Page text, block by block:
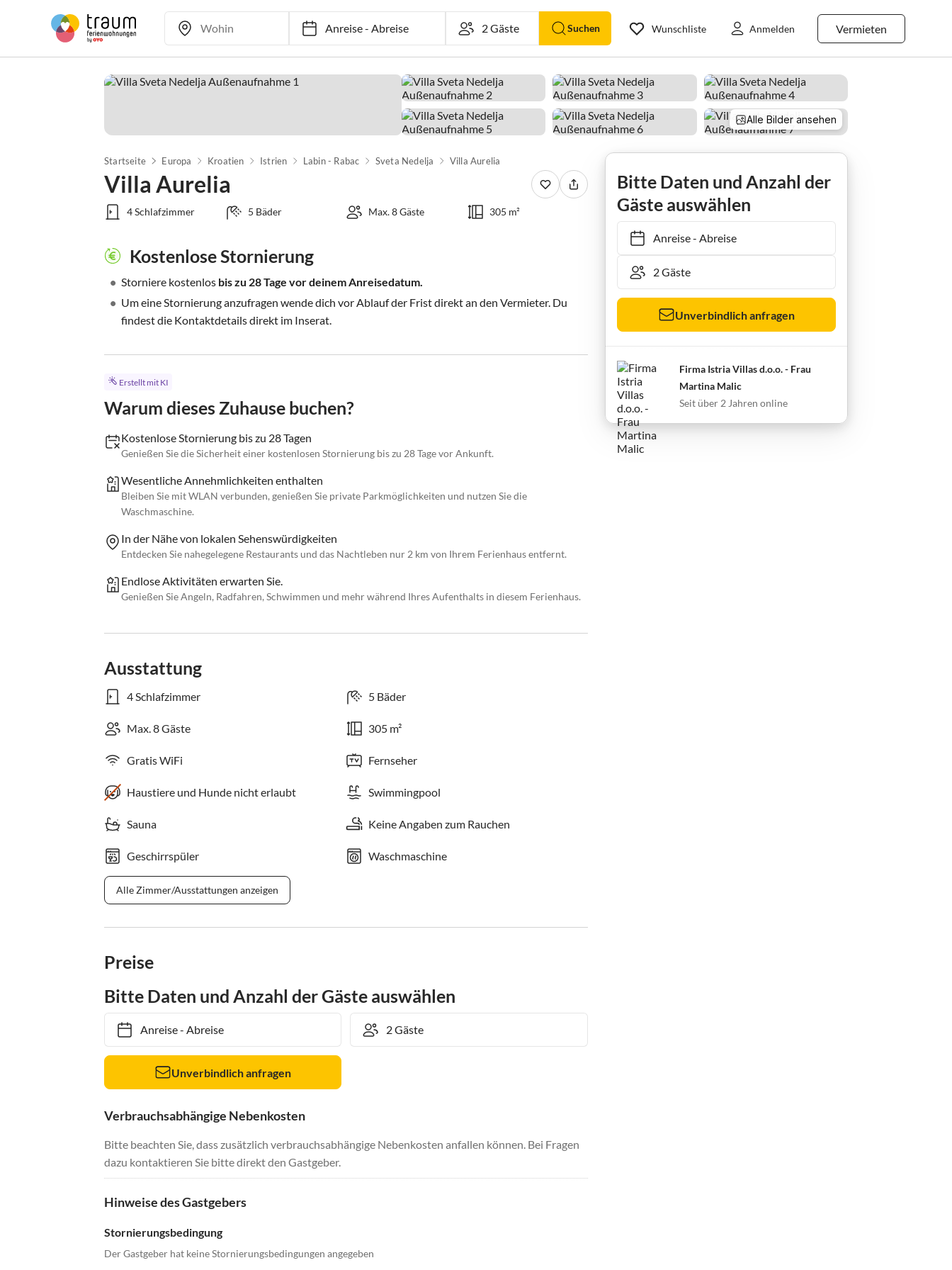
Anreise-Abreise Suchen Vermieten
Wunschliste Anmelden
Alle Bilder ansehen
Startseite Europa Kroatien Istrien Labin - Rabac Sveta Nedelja Villa Aurelia
Villa Aurelia
4 Schlafzimmer 5 Bäder Max. 8 Gäste 305 m²
Kostenlose Stornierung
• Storniere kostenlos bis zu 28 Tage vor deinem Anreisedatum.
• Um eine Stornierung anzufragen wende dich vor Ablauf der Frist direkt an den Vermieter. Du
findest die Kontaktdetails direkt im Inserat.
Erstellt mit KI
Warum dieses Zuhause buchen?
Kostenlose Stornierung bis zu 28 Tagen
Genießen Sie die Sicherheit einer kostenlosen Stornierung bis zu 28 Tage vor Ankunft.
Wesentliche Annehmlichkeiten enthalten
Bleiben Sie mit WLAN verbunden, genießen Sie private Parkmöglichkeiten und nutzen Sie die
Waschmaschine.
In der Nähe von lokalen Sehenswürdigkeiten
Entdecken Sie nahegelegene Restaurants und das Nachtleben nur 2 km von Ihrem Ferienhaus entfernt.
Endlose Aktivitäten erwarten Sie.
Genießen Sie Angeln, Radfahren, Schwimmen und mehr während Ihres Aufenthalts in diesem Ferienhaus.
Ausstattung
4 Schlafzimmer 5 Bäder
Max. 8 Gäste 305 m²
Gratis WiFi Fernseher
Haustiere und Hunde nicht erlaubt Swimmingpool
Sauna Keine Angaben zum Rauchen
Geschirrspüler Waschmaschine
Alle Zimmer/Ausstattungen anzeigen
Preise
Bitte Daten und Anzahl der Gäste auswählen
Anreise- Abreise
Unverbindlich anfragen
Verbrauchsabhängige Nebenkosten
Bitte beachten Sie, dass zusätzlich verbrauchsabhängige Nebenkosten anfallen können. Bei Fragen
dazu kontaktieren Sie bitte direkt den Gastgeber.
Hinweise des Gastgebers
Stornierungsbedingung
Der Gastgeber hat keine Stornierungsbedingungen angegeben
Bitte Daten und Anzahl der
Gäste auswählen
Anreise- Abreise
Unverbindlich anfragen
Firma Istria Villas d.o.o. - Frau
Martina Malic
Seit über 2 Jahren online